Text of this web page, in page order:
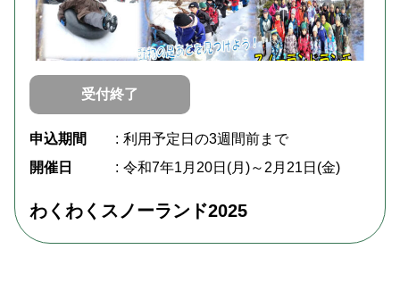
受付終了
申込期間
利用予定日の3週間前まで
開催日
令和7年1月20日(月)～2月21日(金)
わくわくスノーランド2025